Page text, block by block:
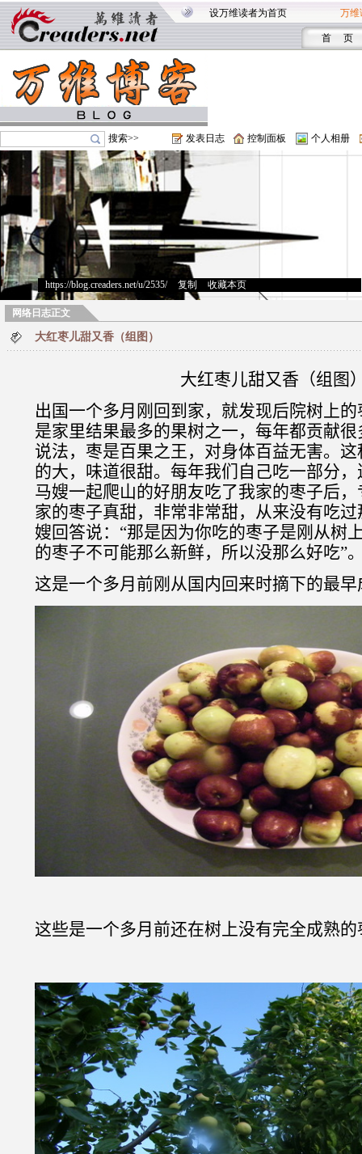
设万维读者为首页 万维
首 页
搜索>> 发表日志 控制面板 个人相册
https://blog.creaders.net/u/2535/> 复制 收藏本页
网络日志正文
大红枣儿甜又香（组图）
大红枣儿甜又香（组图
出国一个多月刚回到家，就发现后院树上
是家里结果最多的果树之一，每年都贡献
说法，枣是百果之王，对身体百益无害。
的大，味道很甜。每年我们自己吃一部分
马嫂一起爬山的好朋友吃了我家的枣子后
家的枣子真甜，非常非常甜，从来没有吃
嫂回答说：“那是因为你吃的枣子是刚从树
的枣子不可能那么新鲜，所以没那么好吃”
这是一个多月前刚从国内回来时摘下的最
这些是一个多月前还在树上没有完全成熟的